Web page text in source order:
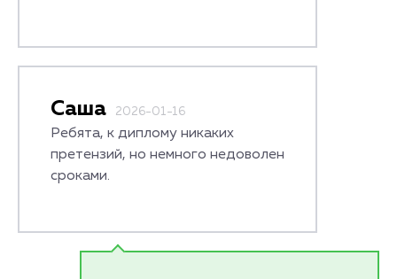
Саша 2026-01-16
Ребята, к диплому никаких
претензий, но немного недоволен
сроками.